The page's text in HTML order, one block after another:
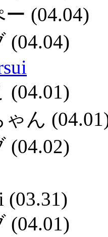
ー (04.04)
(04.04)
(04.01)
ん
(04.02)
(03.31)
(04.01)